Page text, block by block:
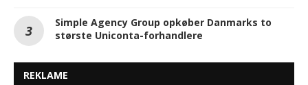
Simple Agency Group opkøber Danmarks to
største Uniconta-forhandlere
REKLAME